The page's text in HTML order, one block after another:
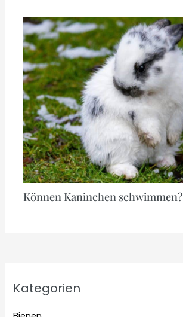
Können Kaninchen schwimmen?
Kategorien